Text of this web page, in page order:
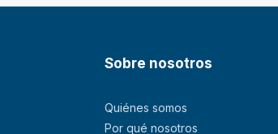
Sobre nosotros
Quiénes somos
Por qué nosotros